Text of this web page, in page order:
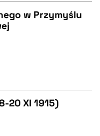
w Przymyślu
20 XI 1915)